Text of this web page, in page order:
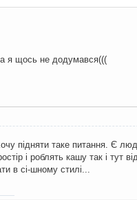
я щось не додумався(((
підняти таке питання. Є
і роблять кашу так і тут
в сі-шному стилі...